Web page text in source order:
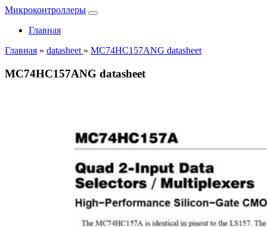
Микроконтроллеры
Главная
Главная » datasheet » MC74HC157ANG datasheet
MC74HC157ANG datasheet